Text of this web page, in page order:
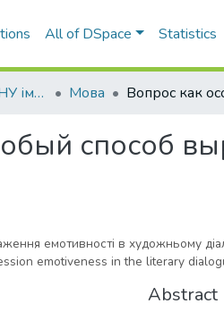
All of DSpace Statistics
Наукові видання ОНУ імені І. І. Мечникова Мова
способ
емотивності в художньому
emotiveness in the literary
Abstract